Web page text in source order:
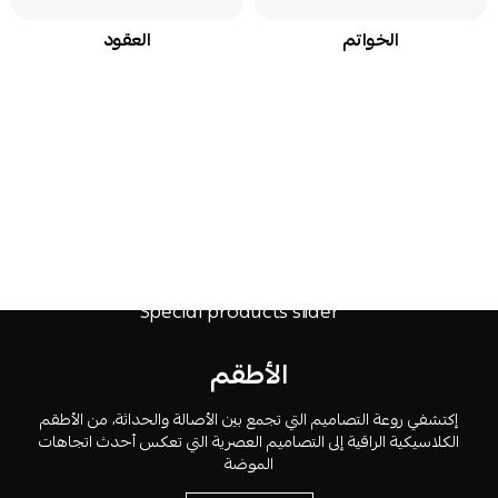
العقود الحلقان
الأطقم
إكتشفي روعة التصاميم التي تجمع بين الأصالة والحداثة، من الأطقم
الكلاسيكية الراقية إلى التصاميم العصرية التي تعكس أحدث اتجاهات
الموضة